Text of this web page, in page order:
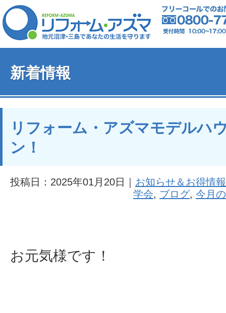
新着情報
リフォーム・アズマモデルハ
ン！
投稿日：2025年01月20日｜ お知らせ＆お得情報
学会, ブログ, 今月
お元気様です！